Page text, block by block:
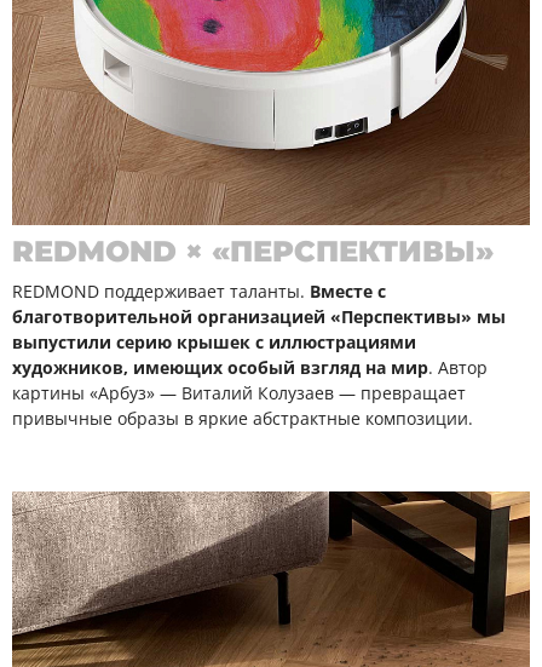
REDMOND × «ПЕРСПЕКТИВЫ»
REDMOND поддерживает таланты. Вместе с
благотворительной организацией «Перспективы» мы
выпустили серию крышек с иллюстрациями
художников, имеющих особый взгляд на мир. Автор
картины «Арбуз» — Виталий Колузаев — превращает
привычные образы в яркие абстрактные композиции.